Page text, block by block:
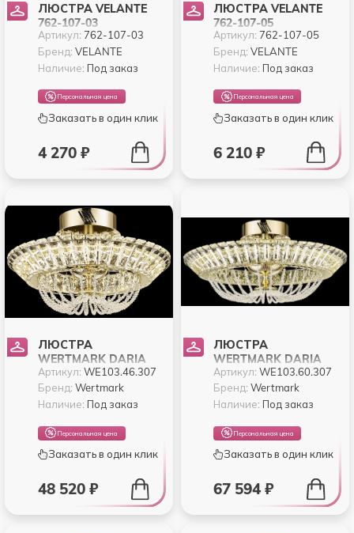
ЛЮСТРА VELANTE
762-107-03
Артикул: 762-107-03
Бренд: VELANTE
Наличие: Под заказ
Персональная цена
Заказать в один клик
4 270 ₽
ЛЮСТРА VELANTE
762-107-05
Артикул:762-107-05
Бренд:VELANTE
Наличие: Под заказ
Персональная цена
Заказать в один клик
6 210 ₽
ЛЮСТРА
WERTMARK DARIA
WE103.46.307
Артикул: WE103.46.307
Бренд: Wertmark
Наличие: Под заказ
Персональная цена
Заказать в один клик
48 520 ₽
ЛЮСТРА
WERTMARK DARIA
WE103.60.307
Артикул:WE103.60.307
Бренд:Wertmark
Наличие: Под заказ
Персональная цена
Заказать в один клик
67 594 ₽